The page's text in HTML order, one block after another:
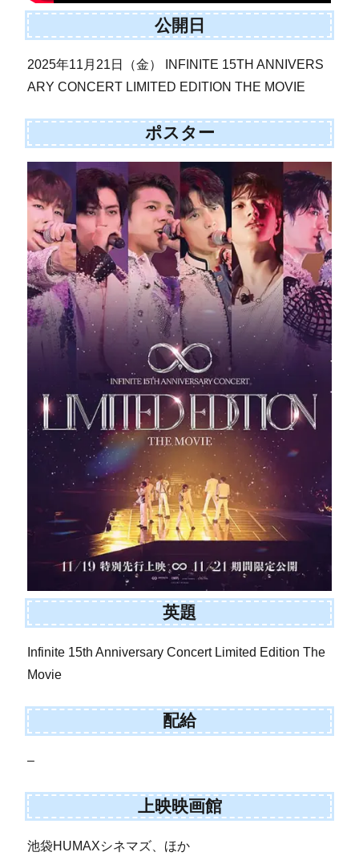
公開日
2025年11月21日（金） INFINITE 15TH ANNIVERS
ARY CONCERT LIMITED EDITION THE MOVIE
ポスター
英題
Infinite 15th Anniversary Concert Limited Edition The
Movie
配給
–
上映映画館
池袋HUMAXシネマズ、ほか